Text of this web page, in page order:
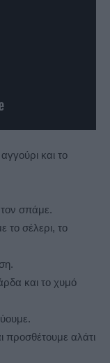
και το
τον σπάμε.
το σέλερι, το
και το χυμό
προσθέτουμε αλάτι